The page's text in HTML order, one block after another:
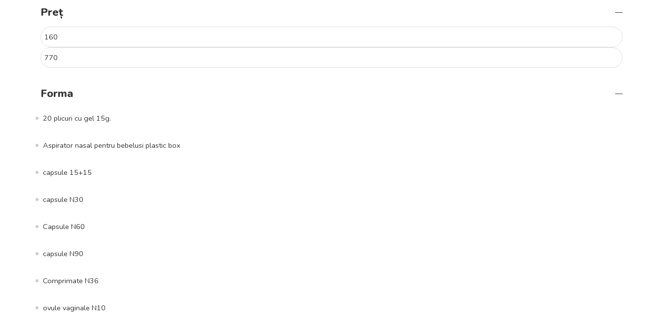
Preț
Forma
20 plicuri cu gel 15g.
Aspirator nasal pentru bebelusi plastic box
capsule 15+15
capsule N30
Capsule N60
capsule N90
Comprimate N36
ovule vaginale N10